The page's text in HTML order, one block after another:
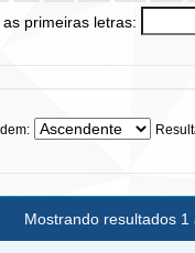
primeiras letras:
Mostrando resultados 1